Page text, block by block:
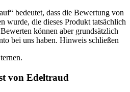
bedeutet, dass die Bewertung von
wurde, die dieses Produkt tatsächlich
können aber grundsätzlich
bei uns haben. Hinweis schließen
von Edeltraud